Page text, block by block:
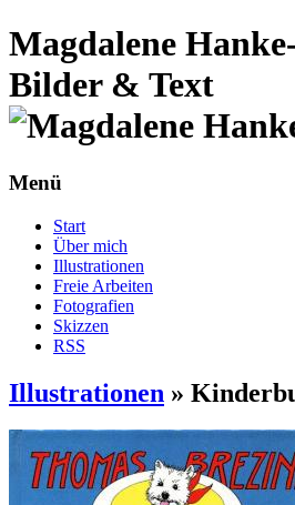
Magdalene
Bilder & Text
Menü
Start
Über mich
Illustrationen
Freie Arbeiten
Fotografien
Skizzen
RSS
Illustrationen »